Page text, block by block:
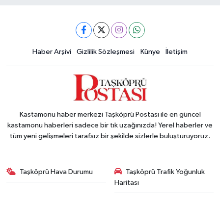
Haber Arşivi Gizlilik Sözleşmesi Künye İletişim
Kastamonu haber merkezi Taşköprü Postası ile en güncel
kastamonu haberleri sadece bir tık uzağınızda! Yerel haberler ve
tüm yeni gelişmeleri tarafsız bir şekilde sizlerle buluşturuyoruz.
Taşköprü Hava Durumu
Taşköprü Trafik Yoğunluk
Haritası